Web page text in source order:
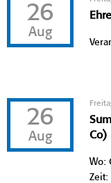
26
Aug
26
Aug
Co)
Wo:
Zeit: